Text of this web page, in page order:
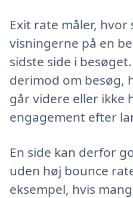
Exit rate måler,
visningerne på en
sidste side i
derimod om besøg,
går videre eller
engagement efter
En side kan derfor
uden høj bounce
eksempel, hvis